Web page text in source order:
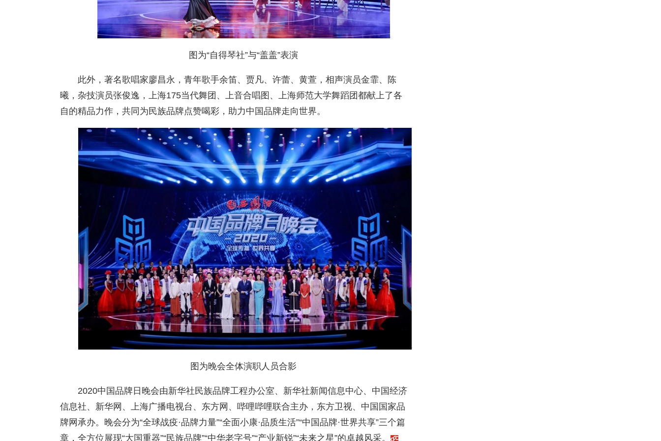
图为“自得琴社”与“盖盖”表演
此外，著名歌唱家廖昌永，青年歌手余笛、贾凡、许蕾、黄萱，相声演员金霏、陈
曦，杂技演员张俊逸，上海175当代舞团、上音合唱图、上海师范大学舞蹈团都献上了各
自的精品力作，共同为民族品牌点赞喝彩，助力中国品牌走向世界。
图为晚会全体演职人员合影
2020中国品牌日晚会由新华社民族品牌工程办公室、新华社新闻信息中心、中国经济
信息社、新华网、上海广播电视台、东方网、哔哩哔哩联合主办，东方卫视、中国国家品
牌网承办。晚会分为“全球战疫·品牌力量”“全面小康·品质生活”“中国品牌·世界共享”三个篇
章，全方位展现“大国重器”“民族品牌”“中华老字号”“产业新锐”“未来之星”的卓越风采。